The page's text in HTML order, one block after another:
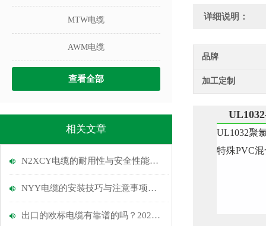
MTW电缆
AWM电缆
查看全部
相关文章
N2XCY电缆的耐用性与安全性能探讨
NYY电缆的安装技巧与注意事项说明
出口的欧标电缆有靠谱的吗？2026年合规生产企业推荐
详细说明：
品牌
加工定制
UL1032聚
特殊PVC